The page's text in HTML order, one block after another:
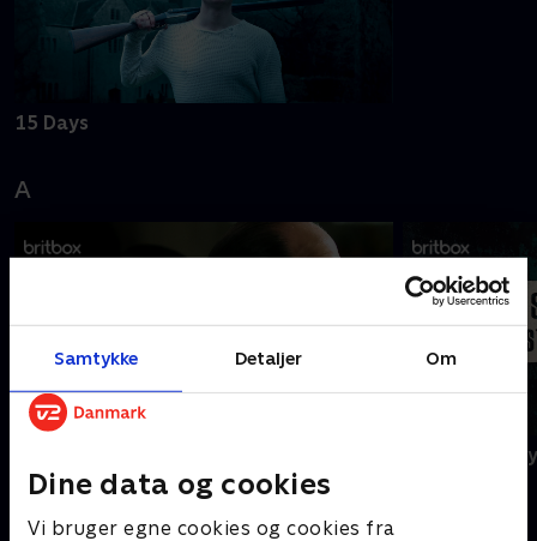
Samtykke Detaljer Om
Dine data og cookies
Vi bruger egne cookies og cookies fra
15 Days
A
A Ghost
B